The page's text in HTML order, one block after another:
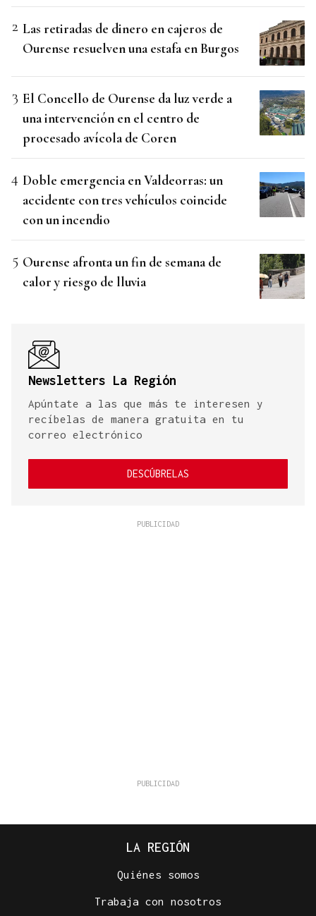
Las retiradas de dinero en cajeros de
Ourense resuelven una estafa en Burgos
El Concello de Ourense da luz verde a
una intervención en el centro de
procesado avícola de Coren
Doble emergencia en Valdeorras: un
accidente con tres vehículos coincide
con un incendio
Ourense afronta un fin de semana de
calor y riesgo de lluvia
Newsletters La Región
Apúntate a las que más te interesen y
recíbelas de manera gratuita en tu
correo electrónico
DESCÚBRELAS
LA REGIÓN
Quiénes somos
Trabaja con nosotros